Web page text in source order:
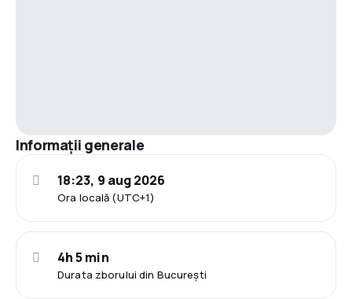
Informații generale
Ora locală (UTC+1)
18:23, 9 aug 2026
Durata zborului din București
4h 5 min